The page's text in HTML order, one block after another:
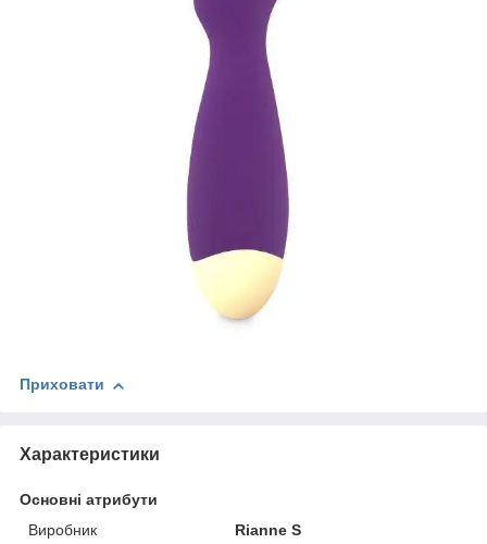
Приховати
Характеристики
Основні атрибути
Виробник
Rianne S